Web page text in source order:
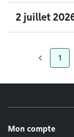
2 juillet
Page
1
Mon compte